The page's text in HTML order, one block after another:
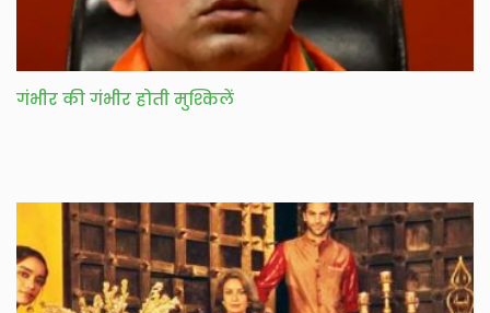
गंभीर की गंभीर होती मुश्किलें